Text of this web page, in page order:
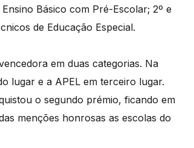
Básico com Pré-Escolar; 2º e
de Educação Especial.
em duas categorias. Na
lugar e a APEL em terceiro lugar.
o segundo prémio, ficando em
menções honrosas as escolas do